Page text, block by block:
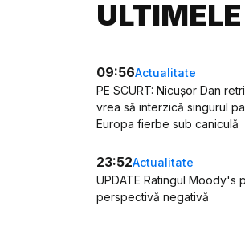
ULTIMELE
09:56Actualitate
PE SCURT: Nicușor Dan
vrea să interzică singurul
Europa fierbe sub caniculă
23:52Actualitate
UPDATE Ratingul Moody's
perspectivă negativă